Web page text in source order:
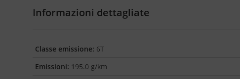
Informazioni dettagliate
Classe emissione: 6T
Emissioni: 195.0 g/km